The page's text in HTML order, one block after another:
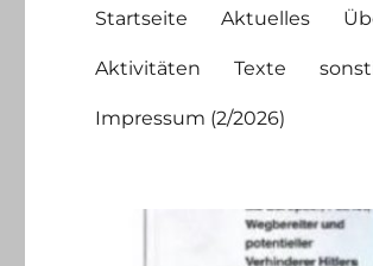
Startseite Aktuelles
Aktivitäten Texte
Impressum (2/2026)